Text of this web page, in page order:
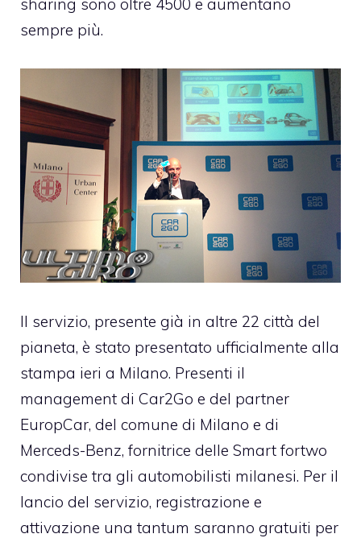
sharing sono oltre 4500 e aumentano
sempre più.
Il servizio, presente già in altre 22 città del
pianeta, è stato presentato ufficialmente alla
stampa ieri a Milano. Presenti il
management di Car2Go e del partner
EuropCar, del comune di Milano e di
Merceds-Benz, fornitrice delle Smart fortwo
condivise tra gli automobilisti milanesi. Per il
lancio del servizio, registrazione e
attivazione una tantum saranno gratuiti per